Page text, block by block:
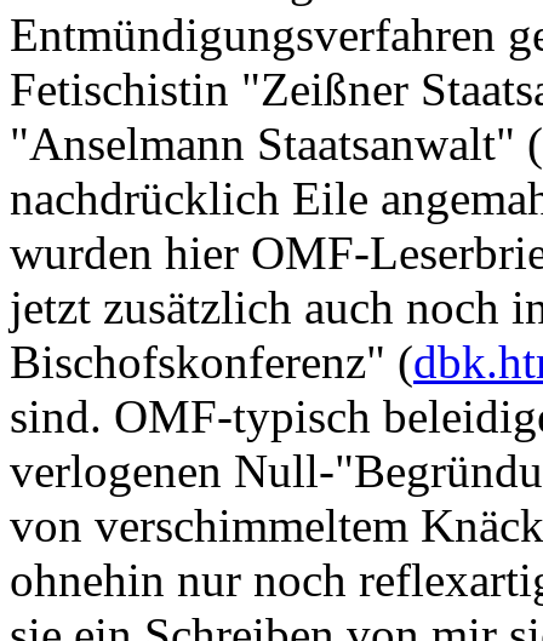
Entmündigungsverfahren
Fetischistin "Zeißner
"Anselmann Staatsanwalt" (
nachdrücklich Eile
wurden hier OMF-
jetzt zusätzlich auch noch
Bischofskonferenz" (
sind. OMF-typisch
verlogenen Null-
von verschimmeltem
ohnehin nur noch